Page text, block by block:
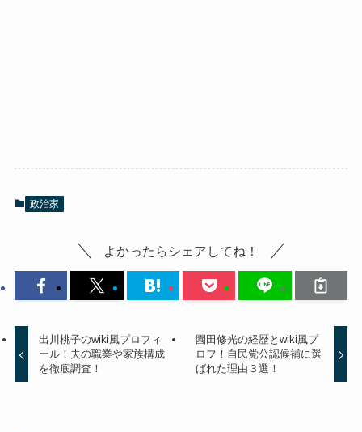
政治家
よかったらシェアしてね！
出川桃子のwiki風プロフィ
ール！夫の職業や家族構成
を徹底調査！
園田修光の経歴とwiki風プ
ロフ！自民党公認候補に選
ばれた理由３選！